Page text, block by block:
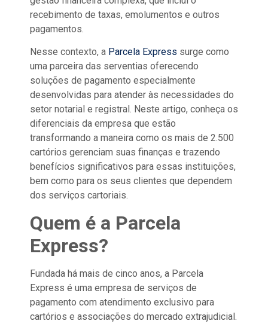
recebimento de taxas, emolumentos e outros
pagamentos.
Nesse contexto, a Parcela Express surge como
uma parceira das serventias oferecendo
soluções de pagamento especialmente
desenvolvidas para atender às necessidades do
setor notarial e registral. Neste artigo, conheça os
diferenciais da empresa que estão
transformando a maneira como os mais de 2.500
cartórios gerenciam suas finanças e trazendo
benefícios significativos para essas instituições,
bem como para os seus clientes que dependem
dos serviços cartoriais.
Quem é a Parcela
Express?
Fundada há mais de cinco anos, a Parcela
Express é uma empresa de serviços de
pagamento com atendimento exclusivo para
cartórios e associações do mercado extrajudicial.